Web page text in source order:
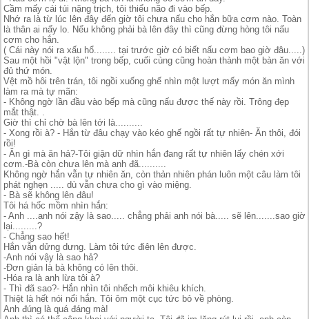
Cầm mấy cái túi nặng trịch, tôi thiểu não đi vào bếp.
Nhớ ra là từ lúc lên đây đến giờ tôi chưa nấu cho hắn bữa cơm nào. Toàn
là thân ai nấy lo. Nếu không phải bà lên đây thì cũng đừng hòng tôi nấu
cơm cho hắn.
( Cái này nói ra xấu hổ........ tại trước giờ có biết nấu cơm bao giờ đâu.....)
Sau một hồi "vật lộn" trong bếp, cuối cùng cũng hoàn thành một bàn ăn với
đủ thứ món.
Vệt mồ hôi trên trán, tôi ngồi xuống ghế nhìn một lượt mấy món ăn mình
làm ra mà tự mãn:
- Không ngờ lần đầu vào bếp mà cũng nấu được thế này rồi. Trông đẹp
mắt thật. .
Giờ thì chỉ chờ bà lên tới là..........
- Xong rồi à? - Hắn từ đâu chạy vào kéo ghế ngồi rất tự nhiên- Ăn thôi, đói
rồi!
- Ăn gì mà ăn hả?-Tôi giận dữ nhìn hắn đang rất tự nhiên lấy chén xới
cơm.-Bà còn chưa lên mà anh đã..........
Không ngờ hắn vẫn tự nhiên ăn, còn thản nhiên phán luôn một câu làm tôi
phát nghẹn ..... dù vẫn chưa cho gì vào miệng.
- Bà sẽ không lên đâu!
Tôi há hốc mồm nhìn hắn:
- Anh ....anh nói zậy là sao..... chẳng phải anh nói bà..... sẽ lên.......sao giờ
lại.........?
- Chẳng sao hết!
Hắn vẫn dửng dưng. Làm tôi tức điên lên được.
-Anh nói vậy là sao hả?
-Đơn giản là bà không có lên thôi.
-Hóa ra là anh lừa tôi à?
- Thì đã sao?- Hắn nhìn tôi nhếch môi khiêu khích.
Thiệt là hết nói nổi hắn. Tôi ôm một cục tức bỏ về phòng.
Anh đúng là quá đáng mà!